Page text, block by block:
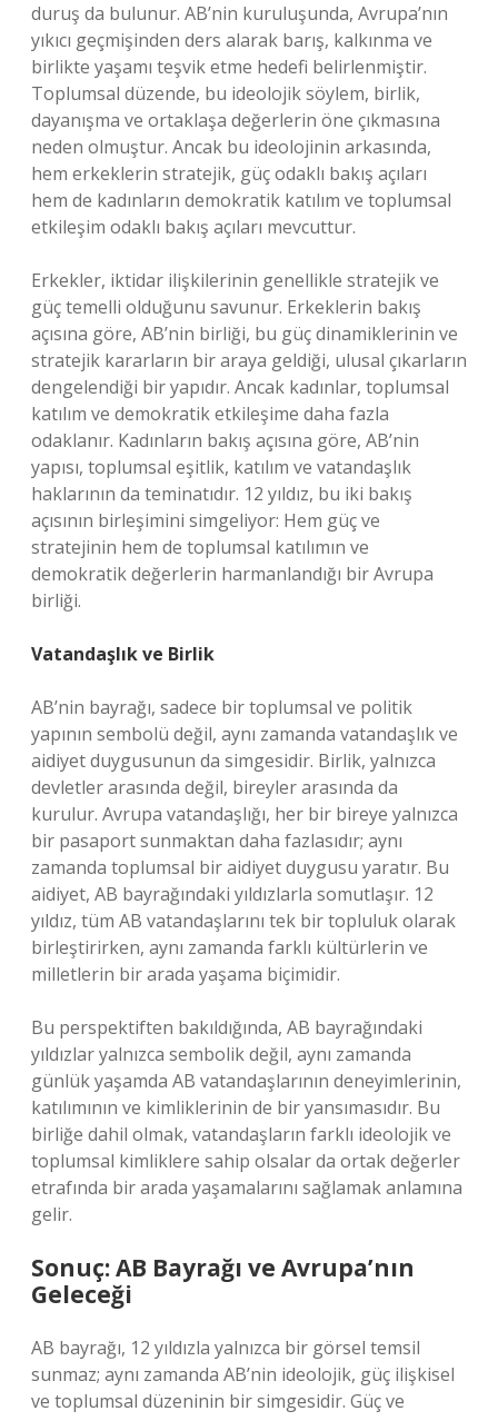
duruş da bulunur. AB’nin kuruluşunda, Avrupa’nın
yıkıcı geçmişinden ders alarak barış, kalkınma ve
birlikte yaşamı teşvik etme hedefi belirlenmiştir.
Toplumsal düzende, bu ideolojik söylem, birlik,
dayanışma ve ortaklaşa değerlerin öne çıkmasına
neden olmuştur. Ancak bu ideolojinin arkasında,
hem erkeklerin stratejik, güç odaklı bakış açıları
hem de kadınların demokratik katılım ve toplumsal
etkileşim odaklı bakış açıları mevcuttur.
Erkekler, iktidar ilişkilerinin genellikle stratejik ve
güç temelli olduğunu savunur. Erkeklerin bakış
açısına göre, AB’nin birliği, bu güç dinamiklerinin ve
stratejik kararların bir araya geldiği, ulusal çıkarların
dengelendiği bir yapıdır. Ancak kadınlar, toplumsal
katılım ve demokratik etkileşime daha fazla
odaklanır. Kadınların bakış açısına göre, AB’nin
yapısı, toplumsal eşitlik, katılım ve vatandaşlık
haklarının da teminatıdır. 12 yıldız, bu iki bakış
açısının birleşimini simgeliyor: Hem güç ve
stratejinin hem de toplumsal katılımın ve
demokratik değerlerin harmanlandığı bir Avrupa
birliği.
Vatandaşlık ve Birlik
AB’nin bayrağı, sadece bir toplumsal ve politik
yapının sembolü değil, aynı zamanda vatandaşlık ve
aidiyet duygusunun da simgesidir. Birlik, yalnızca
devletler arasında değil, bireyler arasında da
kurulur. Avrupa vatandaşlığı, her bir bireye yalnızca
bir pasaport sunmaktan daha fazlasıdır; aynı
zamanda toplumsal bir aidiyet duygusu yaratır. Bu
aidiyet, AB bayrağındaki yıldızlarla somutlaşır. 12
yıldız, tüm AB vatandaşlarını tek bir topluluk olarak
birleştirirken, aynı zamanda farklı kültürlerin ve
milletlerin bir arada yaşama biçimidir.
Bu perspektiften bakıldığında, AB bayrağındaki
yıldızlar yalnızca sembolik değil, aynı zamanda
günlük yaşamda AB vatandaşlarının deneyimlerinin,
katılımının ve kimliklerinin de bir yansımasıdır. Bu
birliğe dahil olmak, vatandaşların farklı ideolojik ve
toplumsal kimliklere sahip olsalar da ortak değerler
etrafında bir arada yaşamalarını sağlamak anlamına
gelir.
Sonuç: AB Bayrağı ve Avrupa’nın
Geleceği
AB bayrağı, 12 yıldızla yalnızca bir görsel temsil
sunmaz; aynı zamanda AB’nin ideolojik, güç ilişkisel
ve toplumsal düzeninin bir simgesidir. Güç ve